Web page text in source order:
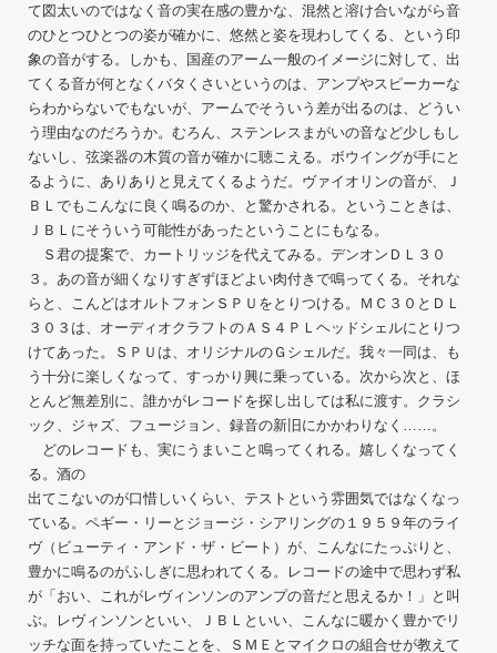
て図太いのではなく音の実在感の豊かな、混然と溶け合いながら音
のひとつひとつの姿が確かに、悠然と姿を現わしてくる、という印
象の音がする。しかも、国産のアーム一般のイメージに対して、出
てくる音が何となくバタくさいというのは、アンプやスピーカーな
らわからないでもないが、アームでそういう差が出るのは、どうい
う理由なのだろうか。むろん、ステンレスまがいの音など少しもし
ないし、弦楽器の木質の音が確かに聴こえる。ボウイングが手にと
るように、ありありと見えてくるようだ。ヴァイオリンの音が、Ｊ
ＢＬでもこんなに良く鳴るのか、と驚かされる。ということきは、
ＪＢＬにそういう可能性があったということにもなる。
Ｓ君の提案で、カートリッジを代えてみる。デンオンＤＬ３０
３。あの音が細くなりすぎずほどよい肉付きで鳴ってくる。それな
らと、こんどはオルトフォンＳＰＵをとりつける。ＭＣ３０とＤＬ
３０３は、オーディオクラフトのＡＳ４ＰＬヘッドシェルにとりつ
けてあった。ＳＰＵは、オリジナルのＧシェルだ。我々一同は、も
う十分に楽しくなって、すっかり興に乗っている。次から次と、ほ
とんど無差別に、誰かがレコードを探し出しては私に渡す。クラシ
ック、ジャズ、フュージョン、録音の新旧にかかわりなく……。
どのレコードも、実にうまいこと鳴ってくれる。嬉しくなってく
る。酒の
出てこないのが口惜しいくらい、テストという雰囲気ではなくなっ
ている。ペギー・リーとジョージ・シアリングの１９５９年のライ
ヴ（ビューティ・アンド・ザ・ビート）が、こんなにたっぷりと、
豊かに鳴るのがふしぎに思われてくる。レコードの途中で思わず私
が「おい、これがレヴィンソンのアンプの音だと思えるか！」と叫
ぶ。レヴィンソンといい、ＪＢＬといい、こんなに暖かく豊かでリ
ッチな面を持っていたことを、ＳＭＥとマイクロの組合せが教えて